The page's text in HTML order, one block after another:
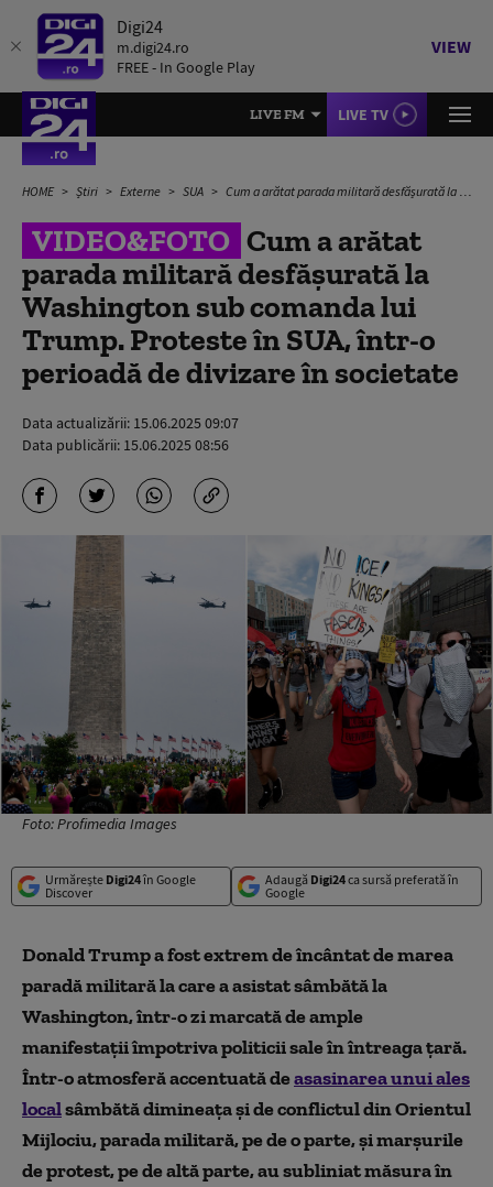
Digi24
m.digi24.ro
FREE - In Google Play
VIEW
LIVE FM LIVE TV
HOME Știri Externe SUA Cum a arătat parada militară desfășurată la Washington sub comanda lui Trump. Proteste în SUA, într-o perioadă de divizare în societate
VIDEO&FOTO Cum a arătat
parada militară desfășurată la
Washington sub comanda lui
Trump. Proteste în SUA, într-o
perioadă de divizare în societate
Data actualizării: 15.06.2025 09:07
Data publicării: 15.06.2025 08:56
Foto: Profimedia Images
Urmărește Digi24în Google
Discover
Adaugă Digi24ca sursă preferată în
Google
Donald Trump a fost extrem de încântat de marea
paradă militară la care a asistat sâmbătă la
Washington, într-o zi marcată de ample
manifestaţii împotriva politicii sale în întreaga ţară.
Într-o atmosferă accentuată deasasinarea unui ales
localsâmbătă dimineaţa şi de conflictul din Orientul
Mijlociu, parada militară, pe de o parte, şi marşurile
de protest, pe de altă parte, au subliniat măsura în